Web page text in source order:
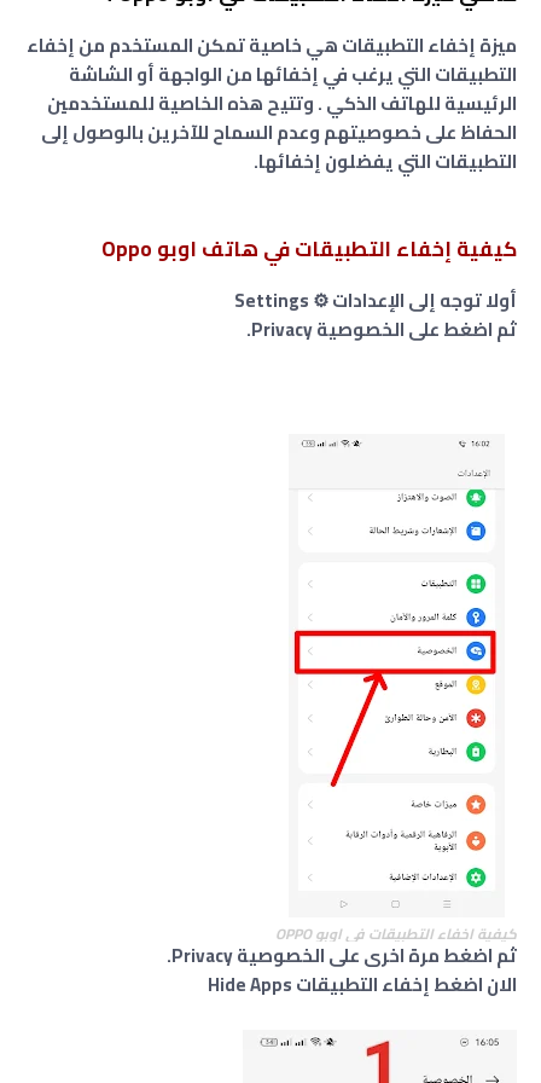
ميزة إخفاء التطبيقات هي خاصية تمكن المستخدم من إخفاء
التطبيقات التي يرغب في إخفائها من الواجهة أو الشاشة
الرئيسية للهاتف الذكي . وتتيح هذه الخاصية للمستخدمين
الحفاظ على خصوصيتهم وعدم السماح للآخرين بالوصول إلى
التطبيقات التي يفضلون إخفائها.
كيفية إخفاء التطبيقات في هاتف اوبو Oppo
أولا توجه إلى الإعدادات ⚙️ Settings
ثم اضغط على الخصوصية Privacy.
كيفية اخفاء التطبيقات في اوبو OPPO
ثم اضغط مرة اخرى على الخصوصية Privacy.
الان اضغط إخفاء التطبيقات Hide Apps